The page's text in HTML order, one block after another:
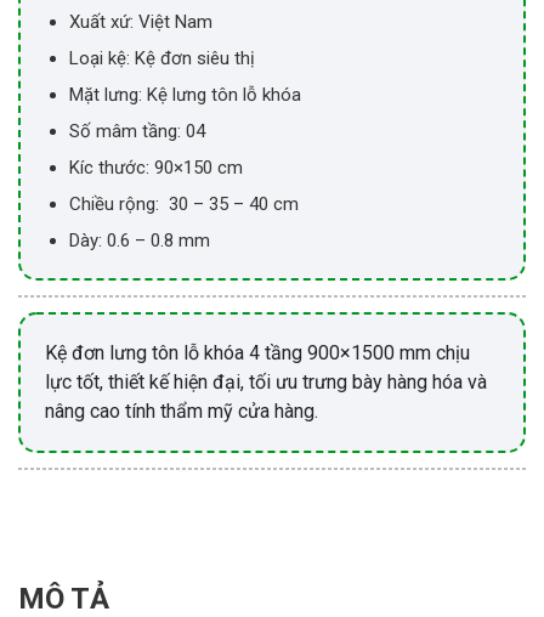
Xuất xứ: Việt Nam
Loại kệ: Kệ đơn siêu thị
Mặt lưng: Kệ lưng tôn lỗ khóa
Số mâm tầng: 04
Kíc thước: 90×150 cm
Chiều rộng: 30 – 35 – 40 cm
Dày: 0.6 – 0.8 mm
Kệ đơn lưng tôn lỗ khóa 4 tầng 900×1500 mm chịu
lực tốt, thiết kế hiện đại, tối ưu trưng bày hàng hóa và
nâng cao tính thẩm mỹ cửa hàng.
MÔ TẢ